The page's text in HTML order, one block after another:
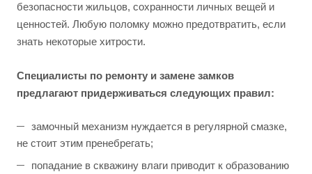
безопасности жильцов, сохранности личных вещей и
ценностей. Любую поломку можно предотвратить, если
знать некоторые хитрости.
Специалисты по ремонту и замене замков
предлагают придерживаться следующих правил:
замочный механизм нуждается в регулярной смазке,
не стоит этим пренебрегать;
попадание в скважину влаги приводит к образованию